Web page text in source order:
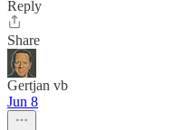
Reply
Share
Gertjan vb
Jun 8